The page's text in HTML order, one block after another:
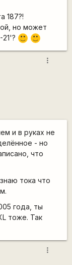
187?!
но может
:) :)
more_vert
и в руках не
- но
что
тока что
года, ты
тоже. Так
more_vert